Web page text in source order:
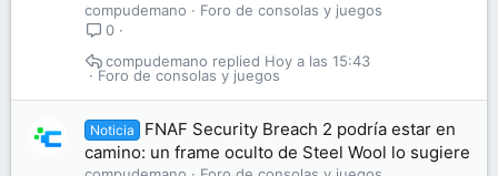
compudemano
Foro de consolas y juegos
0
Foro de consolas y juegos
Hoy a las 15:43
compudemano
Noticia
FNAF Security Breach 2 podría estar en
camino: un frame oculto de Steel Wool lo sugiere